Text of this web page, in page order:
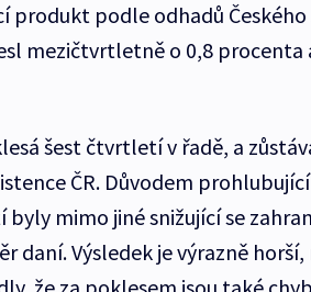
produkt podle odhadů
mezičtvrtletně o 0,8 procenta
šest čtvrtletí v řadě, a
ČR. Důvodem
mimo jiné snižující se
daní. Výsledek je výrazně